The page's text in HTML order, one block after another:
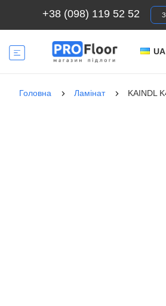
+38 (098) 119 52 52
UA
Головна Ламінат KAINDL